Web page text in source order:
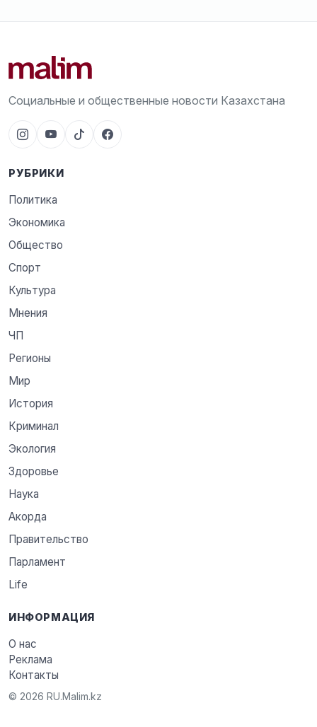
Социальные и общественные новости Казахстана
РУБРИКИ
Политика
Экономика
Общество
Спорт
Культура
Мнения
ЧП
Регионы
Мир
История
Криминал
Экология
Здоровье
Наука
Акорда
Правительство
Парламент
Life
ИНФОРМАЦИЯ
О нас
Реклама
Контакты
© 2026 RU.Malim.kz